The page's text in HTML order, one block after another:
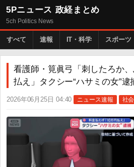
5Pニュース 政経まとめ
5ch Politics News
すべて 速報 IT・科学 スポーツ
看護師・筧眞弓「刺したろか
払え」タクシー“ハサミの女”逮
2026年06月25日 04:40 ニュース速報 社会